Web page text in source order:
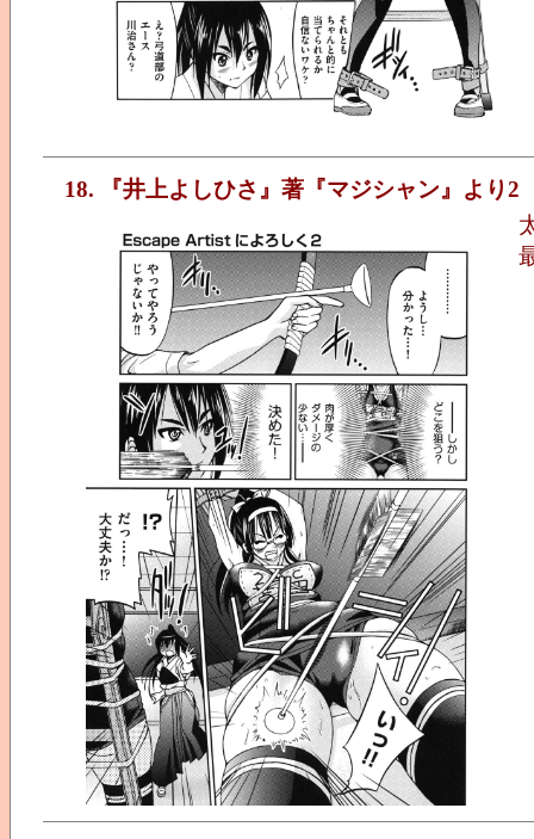
18. 『井上よしひさ』著『マジシャン』より2